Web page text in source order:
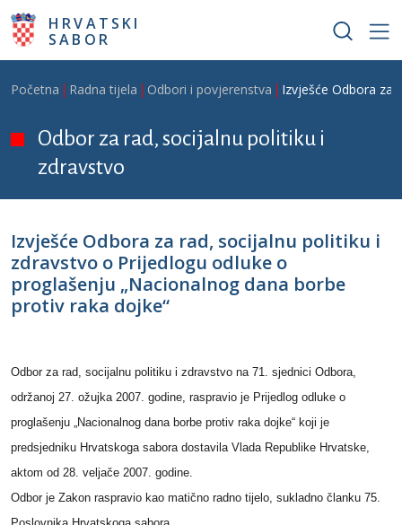
Skoči na glavni sadržaj
HRVATSKI
SABOR
Breadcrumb
Početna Radna tijela Odbori i povjerenstva Izvješće Odbora za
Odbor za rad, socijalnu politiku i
zdravstvo
Izvješće Odbora za rad, socijalnu politiku i
zdravstvo o Prijedlogu odluke o
proglašenju „Nacionalnog dana borbe
protiv raka dojke“
Odbor za rad, socijalnu politiku i zdravstvo na 71. sjednici Odbora,
održanoj 27. ožujka 2007. godine, raspravio je Prijedlog odluke o
proglašenju „Nacionalnog dana borbe protiv raka dojke“ koji je
predsjedniku Hrvatskoga sabora dostavila Vlada Republike Hrvatske,
aktom od 28. veljače 2007. godine.
Odbor je Zakon raspravio kao matično radno tijelo, sukladno članku 75.